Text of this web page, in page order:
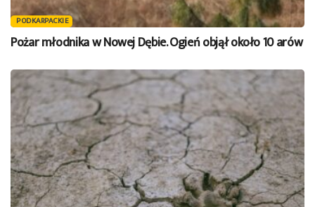
PODKARPACKIE
Pożar młodnika w Nowej Dębie. Ogień objął około 10 arów